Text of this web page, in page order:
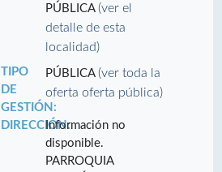
PÚBLICA(ver el
detalle de esta
localidad)
TIPO
DE
GESTIÓN:
PÚBLICA(ver toda la
oferta oferta pública)
DIRECCIÓN:Información no
disponible.
PARROQUIA